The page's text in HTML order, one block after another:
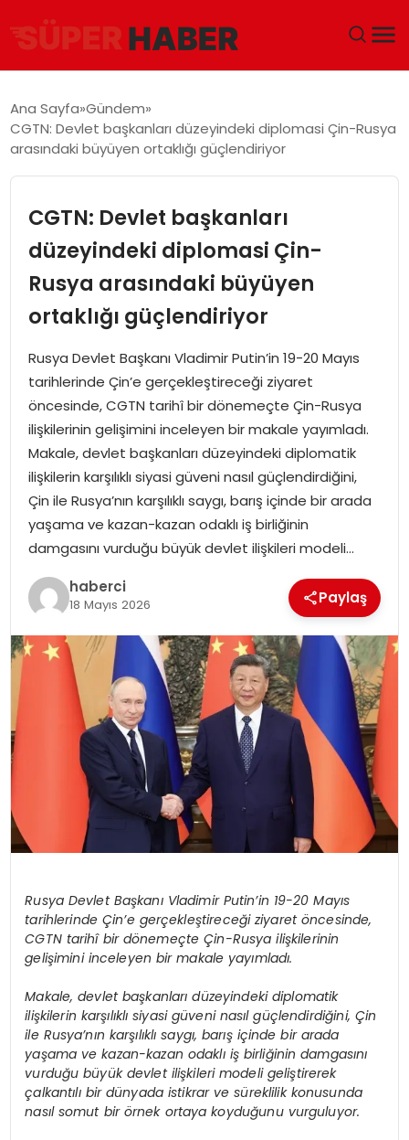
GÜNDEM
EKONOMI
SAĞLIK
SIYASET
SPOR
TEKNOLOJI
Ana Sayfa Gündem
CGTN: Devlet başkanları düzeyindeki diplomasi Çin-Rusya
arasındaki büyüyen ortaklığı güçlendiriyor
CGTN: Devlet başkanları
düzeyindeki diplomasi Çin-
Rusya arasındaki büyüyen
ortaklığı güçlendiriyor
Rusya Devlet Başkanı Vladimir Putin’in 19-20 Mayıs
tarihlerinde Çin’e gerçekleştireceği ziyaret
öncesinde, CGTN tarihî bir dönemeçte Çin-Rusya
ilişkilerinin gelişimini inceleyen bir makale yayımladı.
Makale, devlet başkanları düzeyindeki diplomatik
ilişkilerin karşılıklı siyasi güveni nasıl güçlendirdiğini,
Çin ile Rusya’nın karşılıklı saygı, barış içinde bir arada
yaşama ve kazan-kazan odaklı iş birliğinin
damgasını vurduğu büyük devlet ilişkileri modeli…
haberci
18 Mayıs 2026 Paylaş
Rusya Devlet Başkanı Vladimir Putin’in 19-20 Mayıs
tarihlerinde Çin’e gerçekleştireceği ziyaret öncesinde,
CGTN tarihî bir dönemeçte Çin-Rusya ilişkilerinin
gelişimini inceleyen bir makale yayımladı.
Makale, devlet başkanları düzeyindeki diplomatik
ilişkilerin karşılıklı siyasi güveni nasıl güçlendirdiğini, Çin
ile Rusya’nın karşılıklı saygı, barış içinde bir arada
yaşama ve kazan-kazan odaklı iş birliğinin damgasını
vurduğu büyük devlet ilişkileri modeli geliştirerek
çalkantılı bir dünyada istikrar ve süreklilik konusunda
nasıl somut bir örnek ortaya koyduğunu vurguluyor.